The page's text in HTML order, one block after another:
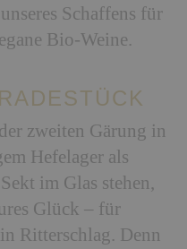
Schaffens für
Bio-Weine.
zweiten Gärung in
Hefelager als
im Glas stehen,
Glück – für
Ritterschlag. Denn